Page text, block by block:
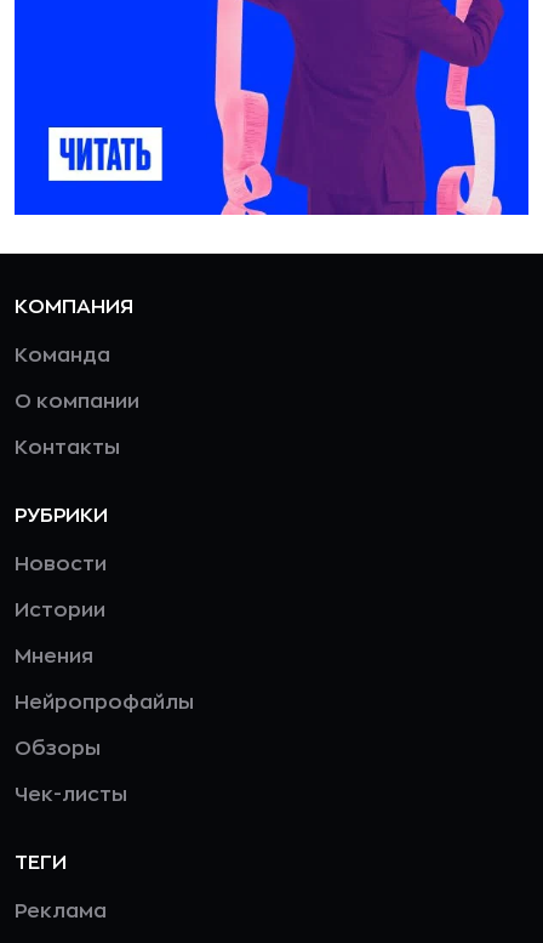
КОМПАНИЯ
Команда
О компании
Контакты
РУБРИКИ
Новости
Истории
Мнения
Нейропрофайлы
Обзоры
Чек-листы
ТЕГИ
Реклама